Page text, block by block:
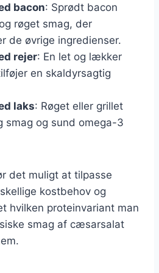
bacon: Sprødt bacon
røget smag, der
de øvrige ingredienser.
rejer: En let og lækker
en skaldyrsagtig
laks: Røget eller grillet
smag og sund omega-3
det muligt at tilpasse
kostbehov og
hvilken proteinvariant man
smag af cæsarsalat